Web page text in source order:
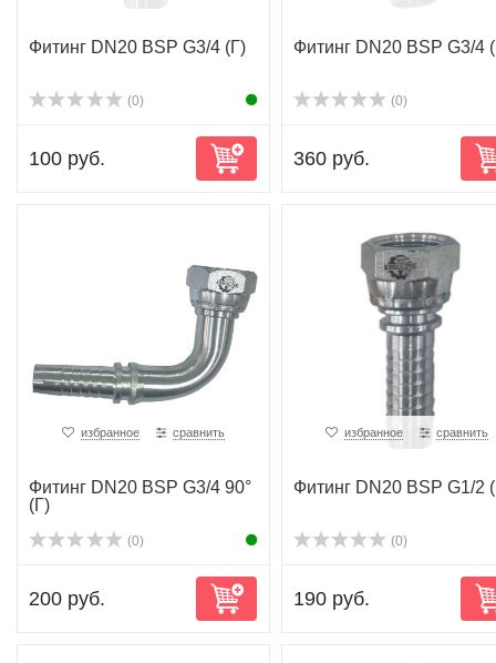
Фитинг DN20 BSP G3/4 (Г)
(0)
100 руб.
Фитинг DN20 BSP G3/4
(0)
360 руб.
избранное сравнить
Фитинг DN20 BSP G3/4 90°
(Г)
(0)
200 руб.
избранное сравнить
Фитинг DN20 BSP G1/2
(0)
190 руб.